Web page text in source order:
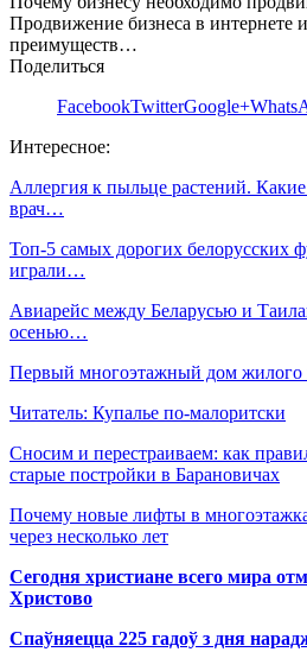
Продвижение бизнеса в интернете
преимуществ…
Поделиться
FacebookTwitterGoogle+
Интересное:
Аллергия к пыльце растений.
врач…
​Топ-5 самых дорогих белорусских
играли…
Авиарейс между Беларусью и
осенью…
Первый многоэтажный дом
Читатель: Купалье по-малоритски
Сносим и перестраиваем: как
старые постройки в Барановичах
Почему новые лифты в
через несколько лет
Сегодня христиане всего мира
Христово
Спаўняецца 225 гадоў з дня